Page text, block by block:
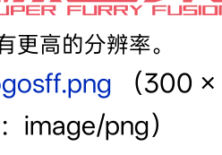
更高的分辨率。
（300
image/png）